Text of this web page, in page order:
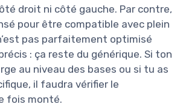
droit ni côté gauche. Par contre,
pour être compatible avec plein
pas parfaitement optimisé
: ça reste du générique. Si ton
au niveau des bases ou si tu as
il faudra vérifier le
fois monté.